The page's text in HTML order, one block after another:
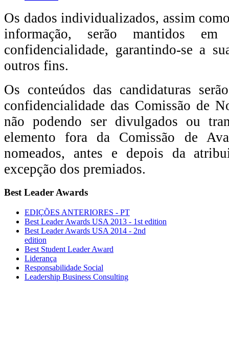
Os dados individualizados, assim
informação, serão mantidos
confidencialidade, garantindo-se a
outros fins.
Os conteúdos das candidaturas
confidencialidade das Comissão de
não podendo ser divulgados ou
elemento fora da Comissão de
nomeados, antes e depois da
excepção dos premiados.
Best Leader Awards
EDIÇÕES ANTERIORES - PT
Best Leader Awards USA 2013 - 1st edition
Best Leader Awards USA 2014 - 2nd
edition
Best Student Leader Award
Liderança
Responsabilidade Social
Leadership Business Consulting